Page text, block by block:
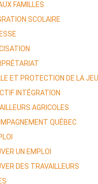
FAMILLES
SCOLAIRE
ET PROTECTION DE LA
INTÉGRATION
AGRICOLES
QUÉBEC
UN EMPLOI
DES TRAVAILLEURS